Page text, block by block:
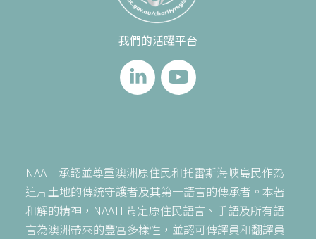
我們的活躍平台
NAATI 承認並尊重澳洲原住民和托雷斯海峽島民作為
這片土地的傳統守護者及其第一語言的傳承者。本著
和解的精神，NAATI 肯定原住民語言、手語及所有語
言為澳洲帶來的豐富多樣性，並認可傳譯員和翻譯員